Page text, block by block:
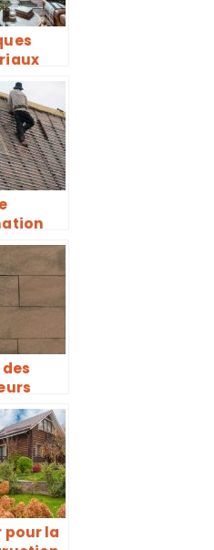
la
bonne
de
?
des
pour la